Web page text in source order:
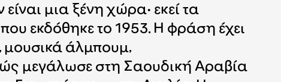
μια ξένη χώρα· εκεί τα
εκδόθηκε το 1953. Η φράση έχει
μουσικά άλμπουμ,
μεγάλωσε στη Σαουδική Αραβία